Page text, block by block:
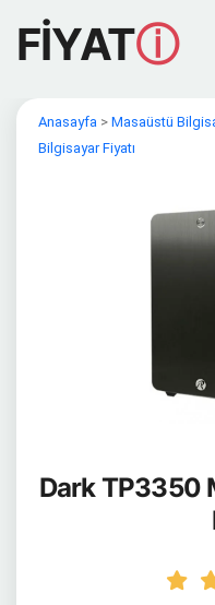
FİYATⓘ
Anasayfa > Masaüstü
Bilgisayar Fiyatı
Dark TP3350